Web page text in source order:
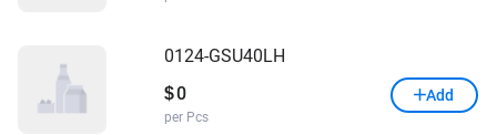
0124-GSU40LH
$0
per Pcs
Add